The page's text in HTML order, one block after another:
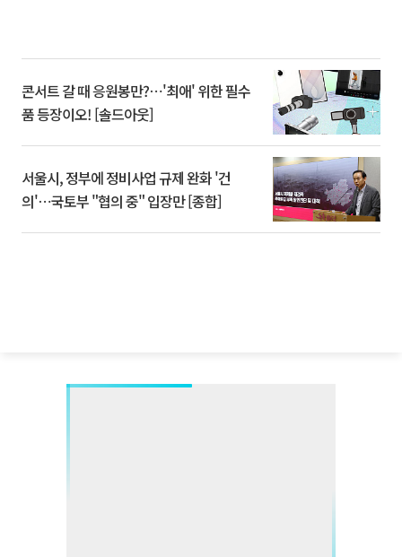
콘서트 갈 때 응원봉만?⋯'최애' 위한 필수
품 등장이오! [솔드아웃]
서울시, 정부에 정비사업 규제 완화 '건
의'⋯국토부 "협의 중" 입장만 [종합]